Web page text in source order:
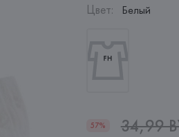
Цвет: Белый
57% 34,99